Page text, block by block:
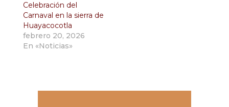
Celebración del
Carnaval en la sierra de
Huayacocotla
febrero 20, 2026
En «Noticias»